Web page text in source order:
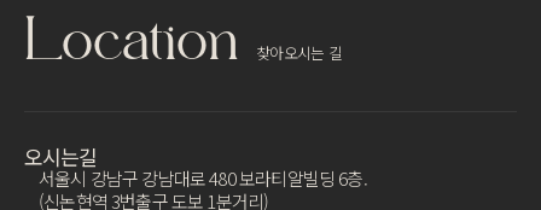
Location 찾아오시는 길
오시는길
서울시 강남구 강남대로 480 보라티알빌딩 6층.
(신논현역 3번출구 도보 1분거리)